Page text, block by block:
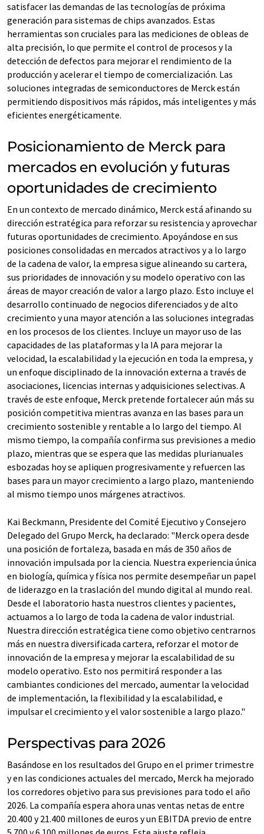
satisfacer las demandas de las tecnologías de próxima
generación para sistemas de chips avanzados. Estas
herramientas son cruciales para las mediciones de obleas de
alta precisión, lo que permite el control de procesos y la
detección de defectos para mejorar el rendimiento de la
producción y acelerar el tiempo de comercialización. Las
soluciones integradas de semiconductores de Merck están
permitiendo dispositivos más rápidos, más inteligentes y más
eficientes energéticamente.
Posicionamiento de Merck para
mercados en evolución y futuras
oportunidades de crecimiento
En un contexto de mercado dinámico, Merck está afinando su
dirección estratégica para reforzar su resistencia y aprovechar
futuras oportunidades de crecimiento. Apoyándose en sus
posiciones consolidadas en mercados atractivos y a lo largo
de la cadena de valor, la empresa sigue alineando su cartera,
sus prioridades de innovación y su modelo operativo con las
áreas de mayor creación de valor a largo plazo. Esto incluye el
desarrollo continuado de negocios diferenciados y de alto
crecimiento y una mayor atención a las soluciones integradas
en los procesos de los clientes. Incluye un mayor uso de las
capacidades de las plataformas y la IA para mejorar la
velocidad, la escalabilidad y la ejecución en toda la empresa, y
un enfoque disciplinado de la innovación externa a través de
asociaciones, licencias internas y adquisiciones selectivas. A
través de este enfoque, Merck pretende fortalecer aún más su
posición competitiva mientras avanza en las bases para un
crecimiento sostenible y rentable a lo largo del tiempo. Al
mismo tiempo, la compañía confirma sus previsiones a medio
plazo, mientras que se espera que las medidas plurianuales
esbozadas hoy se apliquen progresivamente y refuercen las
bases para un mayor crecimiento a largo plazo, manteniendo
al mismo tiempo unos márgenes atractivos.
Kai Beckmann, Presidente del Comité Ejecutivo y Consejero
Delegado del Grupo Merck, ha declarado: "Merck opera desde
una posición de fortaleza, basada en más de 350 años de
innovación impulsada por la ciencia. Nuestra experiencia única
en biología, química y física nos permite desempeñar un papel
de liderazgo en la traslación del mundo digital al mundo real.
Desde el laboratorio hasta nuestros clientes y pacientes,
actuamos a lo largo de toda la cadena de valor industrial.
Nuestra dirección estratégica tiene como objetivo centrarnos
más en nuestra diversificada cartera, reforzar el motor de
innovación de la empresa y mejorar la escalabilidad de su
modelo operativo. Esto nos permitirá responder a las
cambiantes condiciones del mercado, aumentar la velocidad
de implementación, la flexibilidad y la escalabilidad, e
impulsar el crecimiento y el valor sostenible a largo plazo."
Perspectivas para 2026
Basándose en los resultados del Grupo en el primer trimestre
y en las condiciones actuales del mercado, Merck ha mejorado
los corredores objetivo para sus previsiones para todo el año
2026. La compañía espera ahora unas ventas netas de entre
20.400 y 21.400 millones de euros y un EBITDA previo de entre